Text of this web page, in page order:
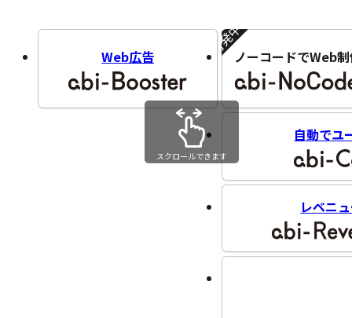
Web広告 ノーコードでWeb
開発中!!
自動でユ
レベニ
スクロールできます